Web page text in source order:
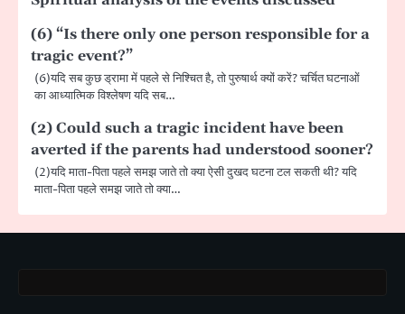
(6) “Is there only one person responsible for a
tragic event?”
(6)यदि सब कुछ ड्रामा में पहले से निश्चित है, तो पुरुषार्थ क्यों करें? चर्चित घटनाओं
का आध्यात्मिक विश्लेषण यदि सब…
(2) Could such a tragic incident have been
averted if the parents had understood sooner?
(2)यदि माता-पिता पहले समझ जाते तो क्या ऐसी दुखद घटना टल सकती थी? यदि
माता-पिता पहले समझ जाते तो क्या…